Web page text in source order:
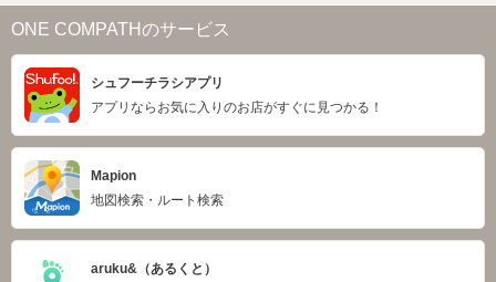
ONE COMPATHのサービス
シュフーチラシアプリ
アプリならお気に入りのお店がすぐに見つかる！
Mapion
地図検索・ルート検索
aruku&（あるくと）